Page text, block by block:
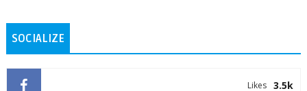
SOCIALIZE
3.5k
Likes